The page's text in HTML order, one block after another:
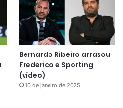
Bernardo Ribeiro arrasou
Frederico e Sporting
(vídeo)
10 de janeiro de 2025